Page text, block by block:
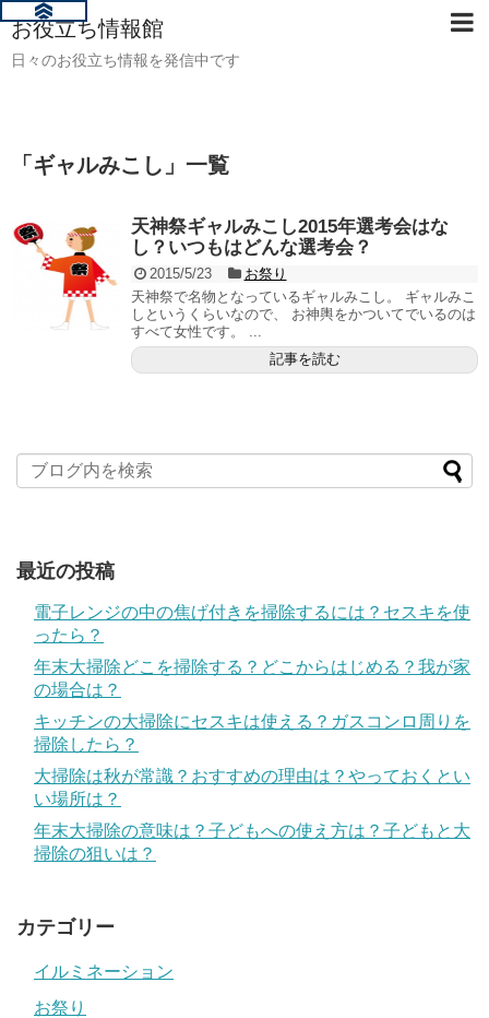
お役立ち情報館
日々のお役立ち情報を発信中です
「 ギャルみこし 」 一覧
天神祭ギャルみこし2015年選考会はな
し？いつもはどんな選考会？
2015/5/23
お祭り
天神祭で名物となっているギャルみこし。 ギャルみこ
しというくらいなので、 お神輿をかついてでいるのは
すべて女性です。 ...
記事を読む
最近の投稿
電子レンジの中の焦げ付きを掃除するには？セスキを使
ったら？
年末大掃除どこを掃除する？どこからはじめる？我が家
の場合は？
キッチンの大掃除にセスキは使える？ガスコンロ周りを
掃除したら？
大掃除は秋が常識？おすすめの理由は？やっておくとい
い場所は？
年末大掃除の意味は？子どもへの使え方は？子どもと大
掃除の狙いは？
カテゴリー
イルミネーション
お祭り